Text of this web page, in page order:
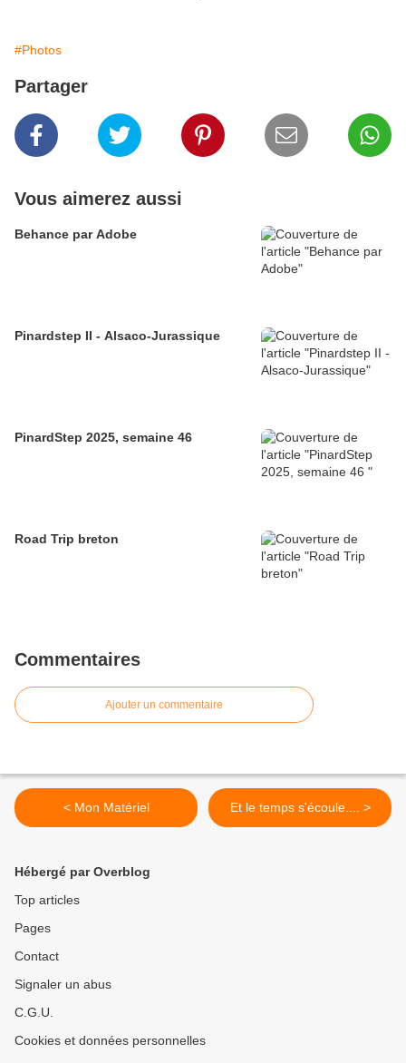
#Photos
Partager
Vous aimerez aussi
Behance par Adobe
Pinardstep II - Alsaco-Jurassique
PinardStep 2025, semaine 46
Road Trip breton
Commentaires
Ajouter un commentaire
< Mon Matériel Et le temps s'écoule.... >
Hébergé par Overblog
Top articles
Pages
Contact
Signaler un abus
C.G.U.
Cookies et données personnelles